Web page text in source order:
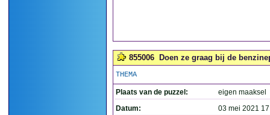
855006 Doen ze graag bij de
THEMA
Plaats van de puzzel:
eigen maaksel
Datum:
03 mei 2021